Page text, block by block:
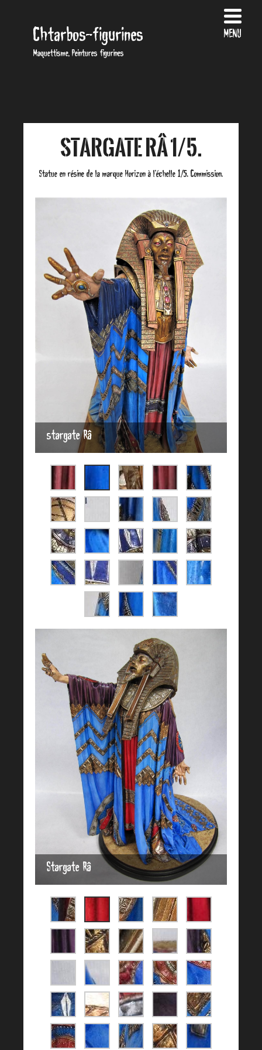
Chtarbos-figurines
Maquettisme, Peintures figurines
Stargate Râ 1/5.
Statue en résine de la marque Horizon à l’échelle 1/5. Commission.
stargate Râ
Stargate Râ
MENU